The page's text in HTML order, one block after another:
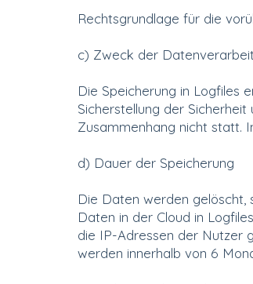
Rechtsgrundlage für die
c) Zweck der
Die Speicherung in Logfiles
Sicherstellung der
Zusammenhang nicht statt.
d) Dauer der Speicherung
Die Daten werden gelöscht,
Daten in der Cloud in
die IP-Adressen der Nutzer
werden innerhalb von 6